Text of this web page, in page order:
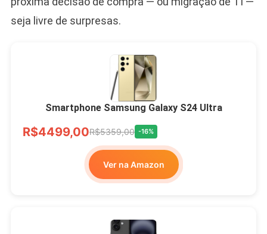
seja livre de surpresas.
Smartphone Samsung Galaxy S24 Ultra
R$4499,00R$5359,00 -16%
Ver na Amazon